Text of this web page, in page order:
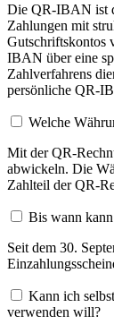
Die QR-IBAN ist
Zahlungen mit
Gutschriftskontos
IBAN über eine
Zahlverfahrens
persönliche QR-
Welche
Mit der QR-
abwickeln. Die
Zahlteil der QR-
Bis wann
Seit dem 30.
Kann ich
verwenden will?